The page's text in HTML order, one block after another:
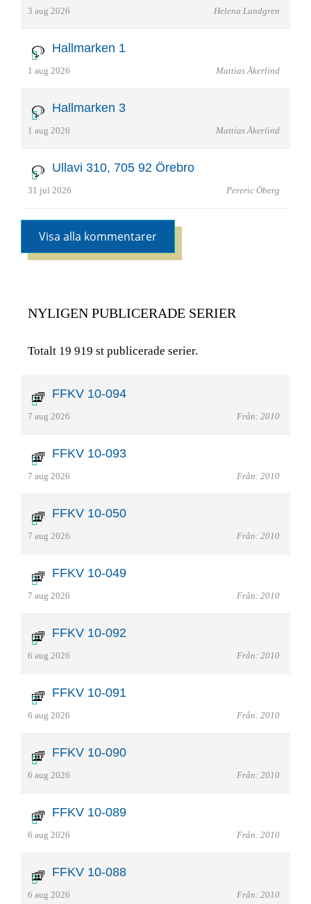
3 aug 2026 Helena Lundgren
Hallmarken 1
1 aug 2026 Mattias Åkerlind
Hallmarken 3
1 aug 2026 Mattias Åkerlind
Ullavi 310, 705 92 Örebro
31 jul 2026 Pereric Öberg
Visa alla kommentarer
NYLIGEN PUBLICERADE SERIER
Totalt 19 919 st publicerade serier.
FFKV 10-094
7 aug 2026 Från: 2010
FFKV 10-093
7 aug 2026 Från: 2010
FFKV 10-050
7 aug 2026 Från: 2010
FFKV 10-049
7 aug 2026 Från: 2010
FFKV 10-092
6 aug 2026 Från: 2010
FFKV 10-091
6 aug 2026 Från: 2010
FFKV 10-090
6 aug 2026 Från: 2010
FFKV 10-089
6 aug 2026 Från: 2010
FFKV 10-088
6 aug 2026 Från: 2010